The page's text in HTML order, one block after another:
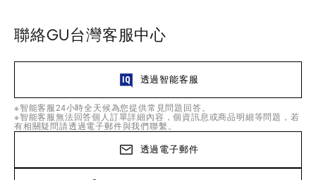
聯絡GU台灣客服中心
透過智能客服
※智能客服24小時全天候為您提供常見問題回答。
※智能客服無法回答個人訂單詳細內容，個資訊息或商品明細等問題，若
有相關疑問請透過電子郵件與我們聯繫。
透過電子郵件